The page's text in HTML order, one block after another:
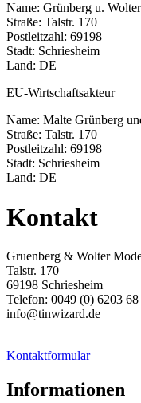
Name: Grünberg u.
Straße: Talstr. 170
Postleitzahl: 69198
Stadt: Schriesheim
Land: DE
EU-Wirtschaftsakteur
Name: Malte Grünberg
Straße: Talstr. 170
Postleitzahl: 69198
Stadt: Schriesheim
Land: DE
Kontakt
Gruenberg & Wolter
Talstr. 170
69198 Schriesheim
Telefon: 0049 (0) 6203
info@tinwizard.de
Kontaktformular
Informationen